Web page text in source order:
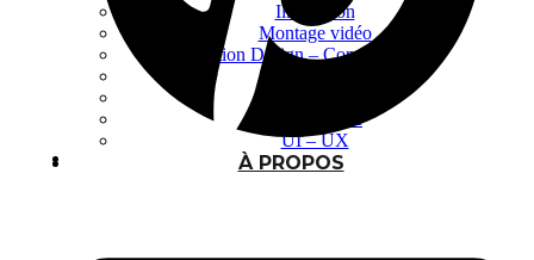
Illustration
Montage vidéo
Motion Design – Conception 3D
Typographie
UI – UX
À PROPOS